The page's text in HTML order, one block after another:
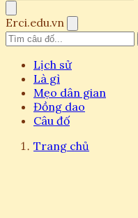
Erci.edu.vn
Lịch sử
Là gì
Mẹo dân gian
Đồng dao
Câu đố
Trang chủ